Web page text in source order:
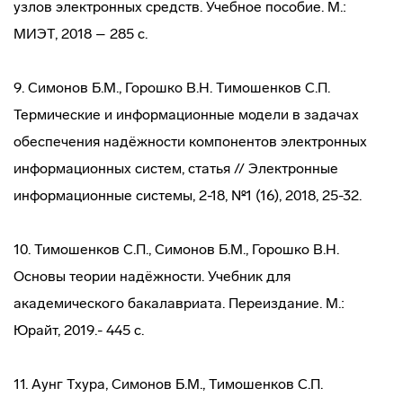
узлов электронных средств. Учебное пособие. М.:
МИЭТ, 2018 – 285 с.
9. Симонов Б.М., Горошко В.Н. Тимошенков С.П.
Термические и информационные модели в задачах
обеспечения надёжности компонентов электронных
информационных систем, статья // Электронные
информационные системы, 2-18, №1 (16), 2018, 25-32.
10. Тимошенков С.П., Симонов Б.М., Горошко В.Н.
Основы теории надёжности. Учебник для
академического бакалавриата. Переиздание. М.:
Юрайт, 2019.- 445 с.
11. Аунг Тхура, Симонов Б.М., Тимошенков С.П.